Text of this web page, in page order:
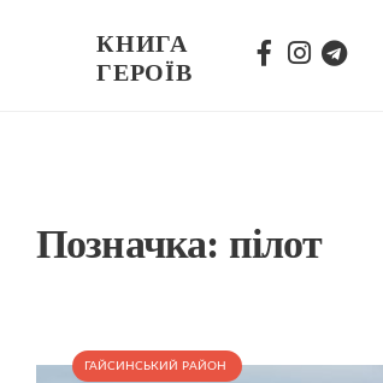
КНИГА
ГЕРОЇВ
Позначка: пілот
ГАЙСИНСЬКИЙ РАЙОН